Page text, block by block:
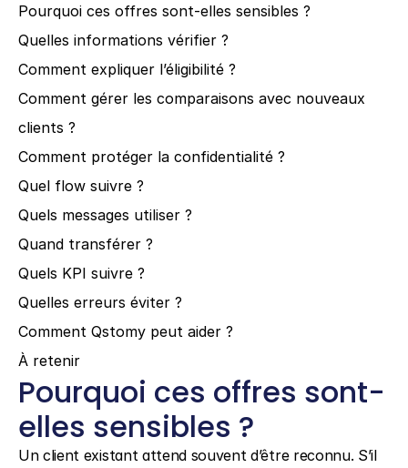
Pourquoi ces offres sont-elles sensibles ?
Quelles informations vérifier ?
Comment expliquer l’éligibilité ?
Comment gérer les comparaisons avec nouveaux
clients ?
Comment protéger la confidentialité ?
Quel flow suivre ?
Quels messages utiliser ?
Quand transférer ?
Quels KPI suivre ?
Quelles erreurs éviter ?
Comment Qstomy peut aider ?
À retenir
Pourquoi ces offres sont-
elles sensibles ?
Un client existant attend souvent d’être reconnu. S’il